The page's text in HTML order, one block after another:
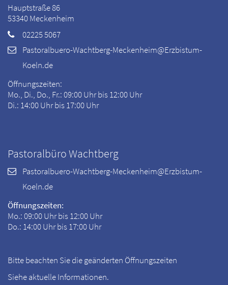
Hauptstraße 86
53340Meckenheim
02225 5067
Pastoralbuero-Wachtberg-Meckenheim@Erzbistum-
Koeln.de
Öffnungszeiten:
Mo., Di., Do., Fr.: 09:00 Uhr bis 12:00 Uhr
Di.: 14:00 Uhr bis 17:00 Uhr
Pastoralbüro Wachtberg
Pastoralbuero-Wachtberg-Meckenheim@Erzbistum-
Koeln.de
Öffnungszeiten:
Mo.: 09:00 Uhr bis 12:00 Uhr
Do.: 14:00 Uhr bis 17:00 Uhr
Bitte beachten Sie die geänderten Öffnungszeiten
Siehe aktuelle Informationen.